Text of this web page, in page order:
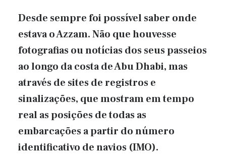
Desde sempre foi possível saber onde
estava o Azzam. Não que houvesse
fotografias ou notícias dos seus passeios
ao longo da costa de Abu Dhabi, mas
através de sites de registros e
sinalizações, que mostram em tempo
real as posições de todas as
embarcações a partir do número
identificativo de navios (IMO).